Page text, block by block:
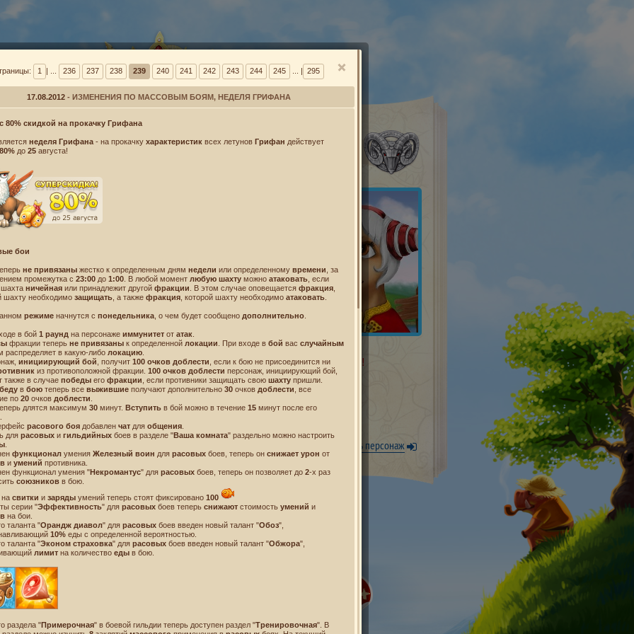
БАРАНТУСЫ
Имя! Мне нужно имя!
Уже есть персонаж
Лицензионное соглашение
Политика конфиденциальности
Все права защищены.
1 | ... 236 237 238 239 240 241 242 243 244 245 ... | 295
17.08.2012- ИЗМЕНЕНИЯ ПО МАССОВЫМ БОЯМ, НЕДЕЛЯ ГРИФАНА
80% скидкой на прокачку Грифана
неделя Грифана - на прокачку характеристик всех летунов Грифан действует
80% до 25 августа!
бои
не привязаны жестко к определенным дням недели или определенному времени , за
промежутка с 23:00 до 1:00 . В любой момент любую шахту можно атаковать , если
шахта ничейная или принадлежит другой фракции . В этом случае оповещается фракция
шахту необходимо защищать , а также фракция , которой шахту необходимо атаковать
режиме начнутся с понедельника , о чем будет сообщено дополнительно
в бой 1 раунд на персонаже иммунитет от атак
фракции теперь не привязаны к определенной локации . При входе в бой вас случайным
распределяет в какую-либо локацию
инициирующий бой , получит 100 очков доблести , если к бою не присоединится ни
из противоположной фракции. 100 очков доблести персонаж, инициирующий бой,
также в случае победы его фракции , если противники защищать свою шахту пришли.
в бою теперь все выжившие получают дополнительно 30 очков доблести , все
по 20 очков доблести
длятся максимум 30 минут. Вступить в бой можно в течение 15 минут после его
расового боя добавлен чат для общения
для расовых и гильдийных боев в разделе "Ваша комната" раздельно можно настроить
функционал умения Железный воин для расовых боев, теперь он снижает урон от
и умений противника.
функционал умения "Некромантус" для расовых боев, теперь он позволяет до 2-х раз
союзников в бою.
на свитки и заряды умений теперь стоят фиксировано 100
серии "Эффективность" для расовых боев теперь снижают стоимость умений и
на бои.
таланта "Орандж диавол" для расовых боев введен новый талант "Обоз",
10% еды с определенной вероятностью.
таланта "Эконом страховка" для расовых боев введен новый талант "Обжора",
лимит на количество еды в бою.
раздела "Примерочная" в боевой гильдии теперь доступен раздел "Тренировочная". В